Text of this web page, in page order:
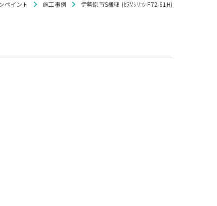
ペイント 施工事例 伊勢原市S様邸 (ｾﾗMｼﾘｺﾝ F72-61H)